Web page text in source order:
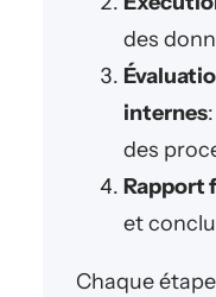
des
internes
des
Rapport
et
Chaque